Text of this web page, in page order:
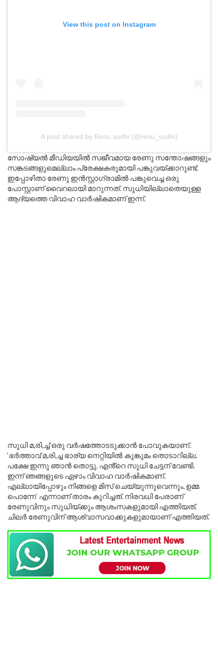
View this post on Instagram
A post shared by Renu sudhi (@renu_sudhi)
സോഷ്യൽ മീഡിയയിൽ സജീവമായ രേണു സന്തോഷങ്ങളും
സങ്കടങ്ങളുമെല്ലാം പ്രേക്ഷകരുമായി പങ്കുവയ്ക്കാറുണ്ട്.
ഇപ്പോഴിതാ രേണു ഇൻസ്റ്റാഗ്രാമിൽ പങ്കുവെച്ച ഒരു
പോസ്റ്റാണ് വൈറലായി മാറുന്നത്. സുധിയില്ലാതെയുള്ള
ആദ്യത്തെ വിവാഹ വാർഷികമാണ് ഇന്ന്.
സുധി മ,രി,ച്ച് ഒരു വർഷത്തോടടുക്കാൻ പോവുകയാണ്.
‘ഭർത്താവ് മ,രി,ച്ച ഭാര്യ നെറ്റിയിൽ കുങ്കുമം തൊടാറില്ല.
പക്ഷേ ഇന്നു ഞാൻ തൊട്ടു. എൻ്റെ സുധി ചേട്ടന് വേണ്ടി.
ഇന്ന് ഞങ്ങളുടെ ഏഴാം വിവാഹ വാർഷികമാണ്.
എല്ലായിപ്പോഴും നിങ്ങളെ മിസ് ചെയ്യുന്നുവെന്നും, ഉമ്മ
പൊന്നേ’ എന്നാണ് താരം കുറിച്ചത്. നിരവധി പേരാണ്
രേണുവിനും സുധിയ്ക്കും ആശംസകളുമായി എത്തിയത്.
ചിലർ രേണുവിന് ആശ്വാസവാക്കുകളുമായാണ് എത്തിയത്.